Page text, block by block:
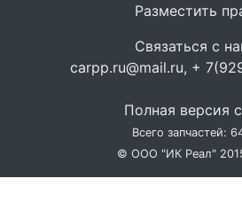
Разместить
Связаться с
carpp.ru@mail.ru, +
Полная версия
Всего запчастей:
© ООО "ИК Реал"